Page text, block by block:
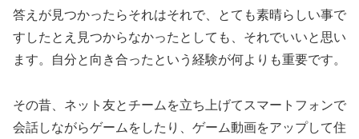
答えが見つかったらそれはそれで、とても素晴らしい事で
すしたとえ見つからなかったとしても、それでいいと思い
ます。自分と向き合ったという経験が何よりも重要です。
その昔、ネット友とチームを立ち上げてスマートフォンで
会話しながらゲームをしたり、ゲーム動画をアップして住